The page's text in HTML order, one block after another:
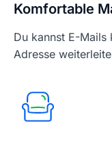
Komfortable
Du kannst E-Mails
Adresse